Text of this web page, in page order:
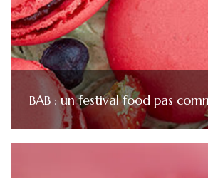
BAB : un festival food pas